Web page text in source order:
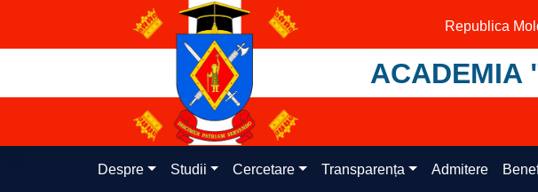
content
Republica
ACADEMIA
Despre Studii Cercetare Transparența Admitere